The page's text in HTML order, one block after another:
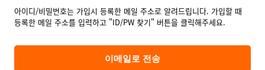
아이디/비밀번호는 가입시 등록한 메일 주소로 알려드립니다. 가입할 때
등록한 메일 주소를 입력하고 "ID/PW 찾기" 버튼을 클릭해주세요.